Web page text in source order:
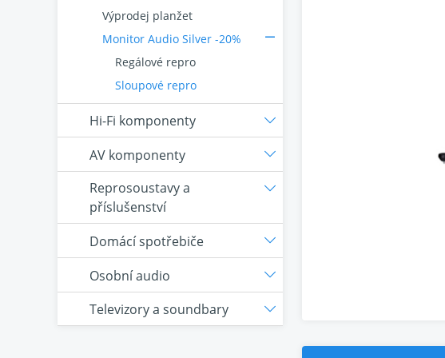
Výprodej planžet
Monitor Audio Silver -20%
Regálové repro
Sloupové repro
Hi-Fi komponenty
AV komponenty
Reprosoustavy a
příslušenství
Domácí spotřebiče
Osobní audio
Televizory a soundbary